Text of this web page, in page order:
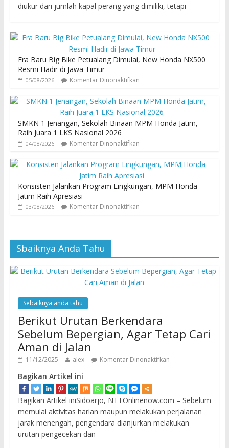
diukur dari jumlah kapal perang yang dimiliki, tetapi
Era Baru Big Bike Petualang Dimulai, New Honda NX500
Resmi Hadir di Jawa Timur
05/08/2026 Komentar Dinonaktifkan
SMKN 1 Jenangan, Sekolah Binaan MPM Honda Jatim,
Raih Juara 1 LKS Nasional 2026
04/08/2026 Komentar Dinonaktifkan
Konsisten Jalankan Program Lingkungan, MPM Honda
Jatim Raih Apresiasi
03/08/2026 Komentar Dinonaktifkan
Sbaiknya Anda Tahu
Sebaiknya anda tahu
Berikut Urutan Berkendara
Sebelum Bepergian, Agar Tetap Cari
Aman di Jalan
11/12/2025 alex Komentar Dinonaktifkan
Bagikan Artikel ini
Bagikan Artikel iniSidoarjo, NTTOnlinenow.com – Sebelum
memulai aktivitas harian maupun melakukan perjalanan
jarak menengah, pengendara dianjurkan melakukan
urutan pengecekan dan